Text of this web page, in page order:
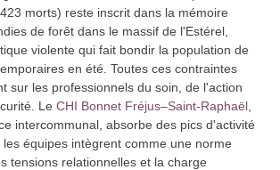
morts) reste inscrit dans la mémoire
de forêt dans le massif de l'Estérel,
violente qui fait bondir la population de
en été. Toutes ces contraintes
sur les professionnels du soin, de l'action
Le CHI Bonnet Fréjus–Saint-Raphaël
intercommunal, absorbe des pics d'activité
équipes intègrent comme une norme
tensions relationnelles et la charge